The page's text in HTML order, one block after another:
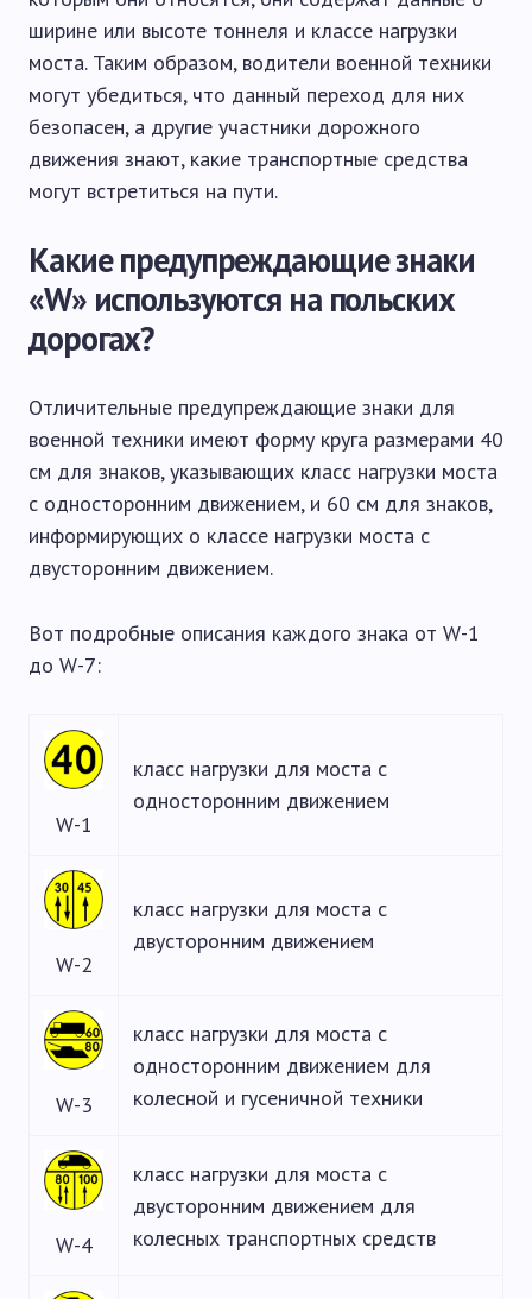
ширине или высоте тоннеля и классе нагрузки
моста. Таким образом, водители военной техники
могут убедиться, что данный переход для них
безопасен, а другие участники дорожного
движения знают, какие транспортные средства
могут встретиться на пути.
Какие предупреждающие знаки
«W» используются на польских
дорогах?
Отличительные предупреждающие знаки для
военной техники имеют форму круга размерами 40
см для знаков, указывающих класс нагрузки моста
с односторонним движением, и 60 см для знаков,
информирующих о классе нагрузки моста с
двусторонним движением.
Вот подробные описания каждого знака от W-1
до W-7:
W-1
класс нагрузки для моста с
односторонним движением
W-2
класс нагрузки для моста с
двусторонним движением
W-3
класс нагрузки для моста с
односторонним движением для
колесной и гусеничной техники
W-4
класс нагрузки для моста с
двусторонним движением для
колесных транспортных средств